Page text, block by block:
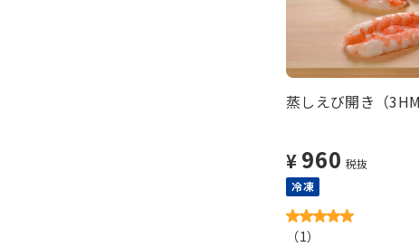
蒸しえび開き（
¥ 960 税抜
冷凍
（1）